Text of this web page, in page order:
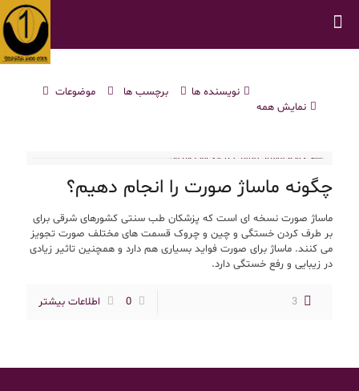
موضوعات برچسب ها
نویسنده ها
نمایش همه
چگونه ماساژ صورت را انجام دهیم؟
ماساژ صورت نسخه ای است که پزشکان طب سنتی کشورهای شرقی برای
بر طرف کردن خستگی و چین و چروک قسمت های مختلف صورت تجویز
می کنند. ماساژ برای صورت فواید بسیاری هم دارد و همچنین تاثیر زیادی
در زیبایی و رفع خستگی دارد.
3
0 اطلاعات بیشتر